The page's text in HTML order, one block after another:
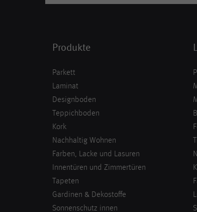
Produkte
Parkett
Laminat
Designboden
Teppichboden
Kork
Nachhaltig Wohnen
Farben, Lacke und Lasuren
Innentüren und Zimmertüren
Tapeten
Gardinen & Dekostoffe
Sonnenschutz innen